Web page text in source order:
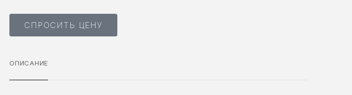
СПРОСИТЬ ЦЕНУ
ОПИСАНИЕ